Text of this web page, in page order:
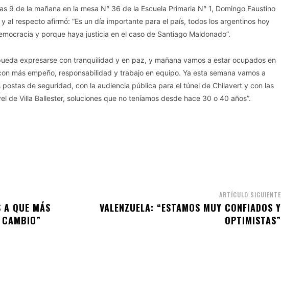
9 de la mañana en la mesa N° 36 de la Escuela Primaria N° 1, Domingo Faustino
al respecto afirmó: “Es un día importante para el país, todos los argentinos hoy
y porque haya justicia en el caso de Santiago Maldonado”.
expresarse con tranquilidad y en paz, y mañana vamos a estar ocupados en
más empeño, responsabilidad y trabajo en equipo. Ya esta semana vamos a
de seguridad, con la audiencia pública para el túnel de Chilavert y con las
de Villa Ballester, soluciones que no teníamos desde hace 30 o 40 años”.
A QUE MÁS
ARTÍCULO SIGUIENTE
VALENZUELA: “ESTAMOS MUY CONFIADOS Y
OPTIMISTAS”